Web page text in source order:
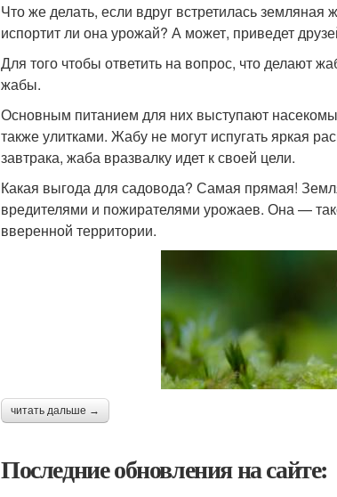
Что же делать, если вдруг встретилась
испортит ли она урожай? А может, приведет
Для того чтобы ответить на вопрос, что делают
жабы.
Основным питанием для них выступают
также улитками. Жабу не могут испугать яркая
завтрака, жаба вразвалку идет к своей цели.
Какая выгода для садовода? Самая прямая!
вредителями и пожирателями урожаев. Она —
вверенной территории.
читать дальше →
Последние обновления на сайте: